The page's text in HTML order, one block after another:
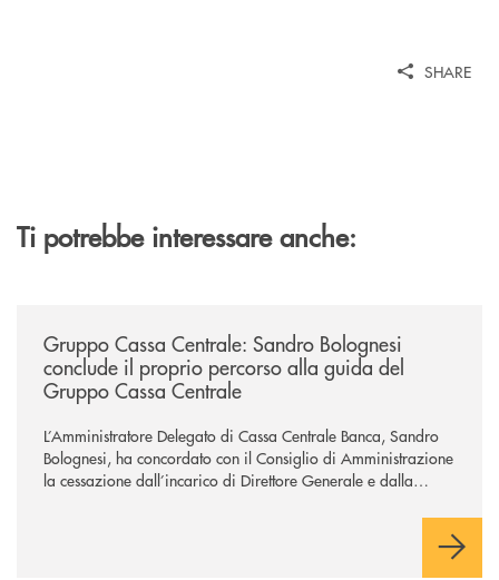
SHARE
Ti potrebbe interessare anche:
Gruppo Cassa Centrale: Sandro Bolognesi
conclude il proprio percorso alla guida del
Gruppo Cassa Centrale
L’Amministratore Delegato di Cassa Centrale Banca, Sandro
Bolognesi, ha concordato con il Consiglio di Amministrazione
la cessazione dall’incarico di Direttore Generale e dalla
Il Gruppo, sotto la guida dell’Amministratore Delegato, e con